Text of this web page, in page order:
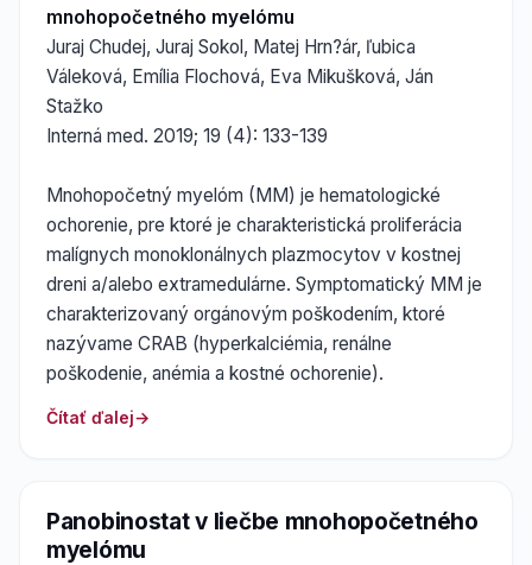
mnohopočetného myelómu
Juraj Chudej, Juraj Sokol, Matej Hrn?ár, ľubica
Váleková, Emília Flochová, Eva Mikušková, Ján
Stažko
Interná med. 2019; 19 (4): 133-139
Mnohopočetný myelóm (MM) je hematologické
ochorenie, pre ktoré je charakteristická proliferácia
malígnych monoklonálnych plazmocytov v kostnej
dreni a/alebo extramedulárne. Symptomatický MM je
charakterizovaný orgánovým poškodením, ktoré
nazývame CRAB (hyperkalciémia, renálne
poškodenie, anémia a kostné ochorenie).
Čítať ďalej
Panobinostat v liečbe mnohopočetného
myelómu